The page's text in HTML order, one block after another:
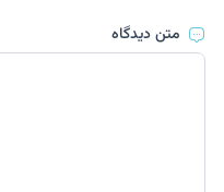
متن دیدگاه